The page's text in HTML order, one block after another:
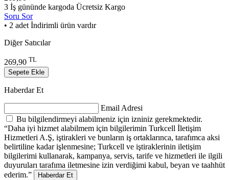
3 İş gününde kargoda Ücretsiz Kargo
Soru Sor
• 2 adet İndirimli ürün vardır
Diğer Satıcılar
269,90 TL
Sepete Ekle
Haberdar Et
Email Adresi
Bu bilgilendirmeyi alabilmeniz için izniniz gerekmektedir.
“Daha iyi hizmet alabilmem için bilgilerimin Turkcell İletişim
Hizmetleri A.Ş, iştirakleri ve bunların iş ortaklarınca, tarafımca aksi
belirtiline kadar işlenmesine; Turkcell ve iştiraklerinin iletişim
bilgilerimi kullanarak, kampanya, servis, tarife ve hizmetleri ile ilgili
duyuruları tarafıma iletmesine izin verdiğimi kabul, beyan ve taahhüt
ederim.”
Haberdar Et